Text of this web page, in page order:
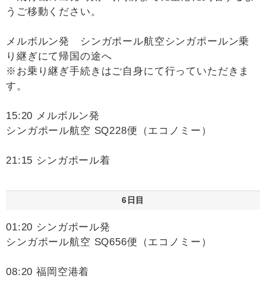
うご移動ください。
メルボルン発 シンガポール航空シンガポールン乗
り継ぎにて帰国の途へ
※お乗り継ぎ手続きはご自身にて行っていただきま
す。
15:20 メルボルン発
シンガポール航空 SQ228便（エコノミー）
21:15 シンガポール着
6日目
01:20 シンガポール発
シンガポール航空 SQ656便（エコノミー）
08:20 福岡空港着